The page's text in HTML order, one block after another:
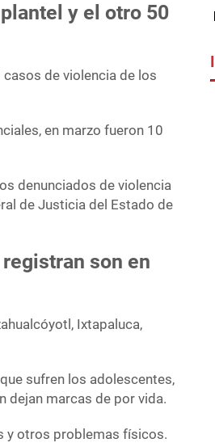
y el otro 50
de violencia de los
en marzo fueron 10
denunciados de violencia
de Justicia del Estado de
son en
Ixtapaluca,
sufren los adolescentes,
dejan marcas de por vida.
y otros problemas físicos.